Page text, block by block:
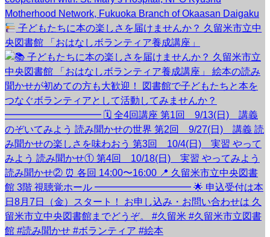
子どもたちに本の楽しさを届けませんか？ 久留米市立中
央図書館 「おはなしボランティア養成講座」